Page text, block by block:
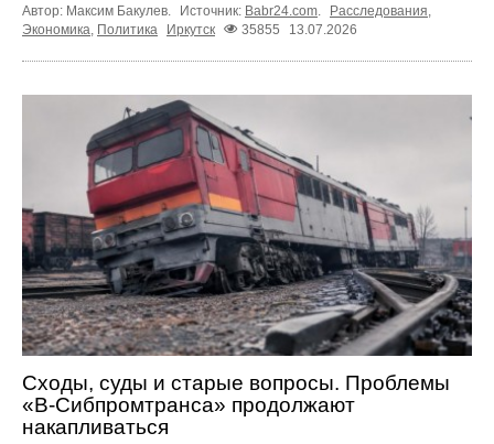
Автор: Максим Бакулев. Источник: Babr24.com. Расследования,
Экономика, Политика Иркутск 35855 13.07.2026
Сходы, суды и старые вопросы. Проблемы
«В-Сибпромтранса» продолжают
накапливаться